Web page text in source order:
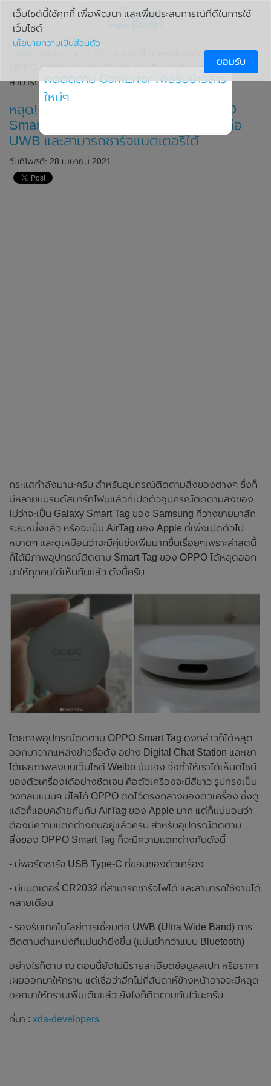
» หลุด!! ภาพอุปกรณ์ติดตามสิ่งของ
OPPO Smart Tag ก่อนเปิดตัว รองรับการเชื่อมต่อ UWB และ
สามารถชาร์จแบตเตอรี่ได้
หลุด!! ภาพอุปกรณ์ติดตามสิ่งของ OPPO
Smart Tag ก่อนเปิดตัว รองรับการเชื่อมต่อ
UWB และสามารถชาร์จแบตเตอรี่ได้
วันที่โพสต์: 28 เมษายน 2021
กระแสกำลังมานะครับ สำหรับอุปกรณ์ติดตามสิ่งของต่างๆ ซึ่งก็
มีหลายแบรนด์สมาร์ทโฟนแล้วที่เปิดตัวอุปกรณ์ติดตามสิ่งของ
ไม่ว่าจะเป็น Galaxy Smart Tag ของ Samsung ที่วางขายมาสัก
ระยะหนึ่งแล้ว หรือจะเป็น AirTag ของ Apple ที่เพิ่งเปิดตัวไป
หมาดๆ และดูเหมือนว่าจะมีคู่แข่งเพิ่มมากขึ้นเรื่อยๆเพราะล่าสุดนี้
ก็ได้มีภาพอุปกรณ์ติดตาม Smart Tag ของ OPPO ได้หลุดออก
มาให้ทุกคนได้เห็นกันแล้ว ดังนี้ครับ
โดยภาพอุปกรณ์ติดตาม OPPO Smart Tag ดังกล่าวก็ได้หลุด
ออกมาจากแหล่งข่าวชื่อดัง อย่าง Digital Chat Station และเขา
ได้เผยภาพลงบนเว็บไซต์ Weibo นั่นเอง จึงทำให้เราได้เห็นดีไซน์
ของตัวเครื่องได้อย่างชัดเจน คือตัวเครื่องจะมีสีขาว รูปทรงเป็น
วงกลมแบนๆ มีโลโก้ OPPO ติดไว้ตรงกลางของตัวเครื่อง ซึ่งดู
แล้วก็แอบคล้ายกันกับ AirTag ของ Apple มาก แต่ก็แน่นอนว่า
ต้องมีความแตกต่างกันอยู่แล้วครับ สำหรับอุปกรณ์ติดตาม
สิ่งของ OPPO Smart Tag ก็จะมีความแตกต่างกันดังนี้
- มีพอร์ตชาร์จ USB Type-C ที่ขอบของตัวเครื่อง
- มีแบตเตอรี่ CR2032 ที่สามารถชาร์จไฟได้ และสามารถใช้งานได้
หลายเดือน
- รองรับเทคโนโลยีการเชื่อมต่อ UWB (Ultra Wide Band) การ
ติดตามตำแหน่งที่แม่นยำยิ่งขึ้น (แม่นยำกว่าแบบ Bluetooth)
อย่างไรก็ตาม ณ ตอนนี้ยังไม่มีรายละเอียดข้อมูลสเปก หรือราคา
เผยออกมาให้ทราบ แต่เชื่อว่าอีกไม่กี่สัปดาห์ข้างหน้าอาจจะมีหลุด
ออกมาให้ทราบเพิ่มเติมแล้ว ยังไงก็ติดตามกันไว้นะครับ
ที่มา : xda-developers
เว็บไซต์นี้ใช้คุกกี้ เพื่อพัฒนา และเพิ่มประสบการณ์ที่ดีในการใช้
เว็บไซต์
นโยบายความเป็นส่วนตัว
ยอมรับ
กดติดตาม ComError เพื่อรับข่าวสาร
ใหม่ๆ